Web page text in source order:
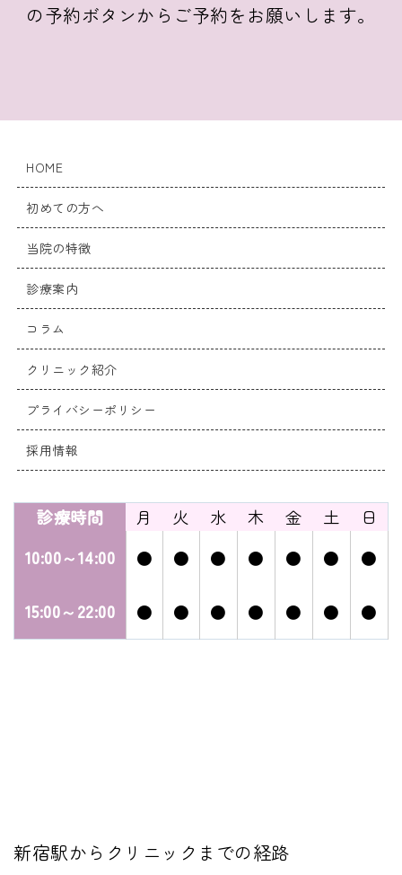
の予約ボタンからご予約をお願いします。
HOME
初めての方へ
当院の特徴
診療案内
コラム
クリニック紹介
プライバシーポリシー
採用情報
診療時間 月 火 水 木 金 土
日
10:00～14:00
● ● ● ● ● ● ●
15:00～22:00 ● ● ● ● ● ● ●
新宿駅からクリニックまでの経路